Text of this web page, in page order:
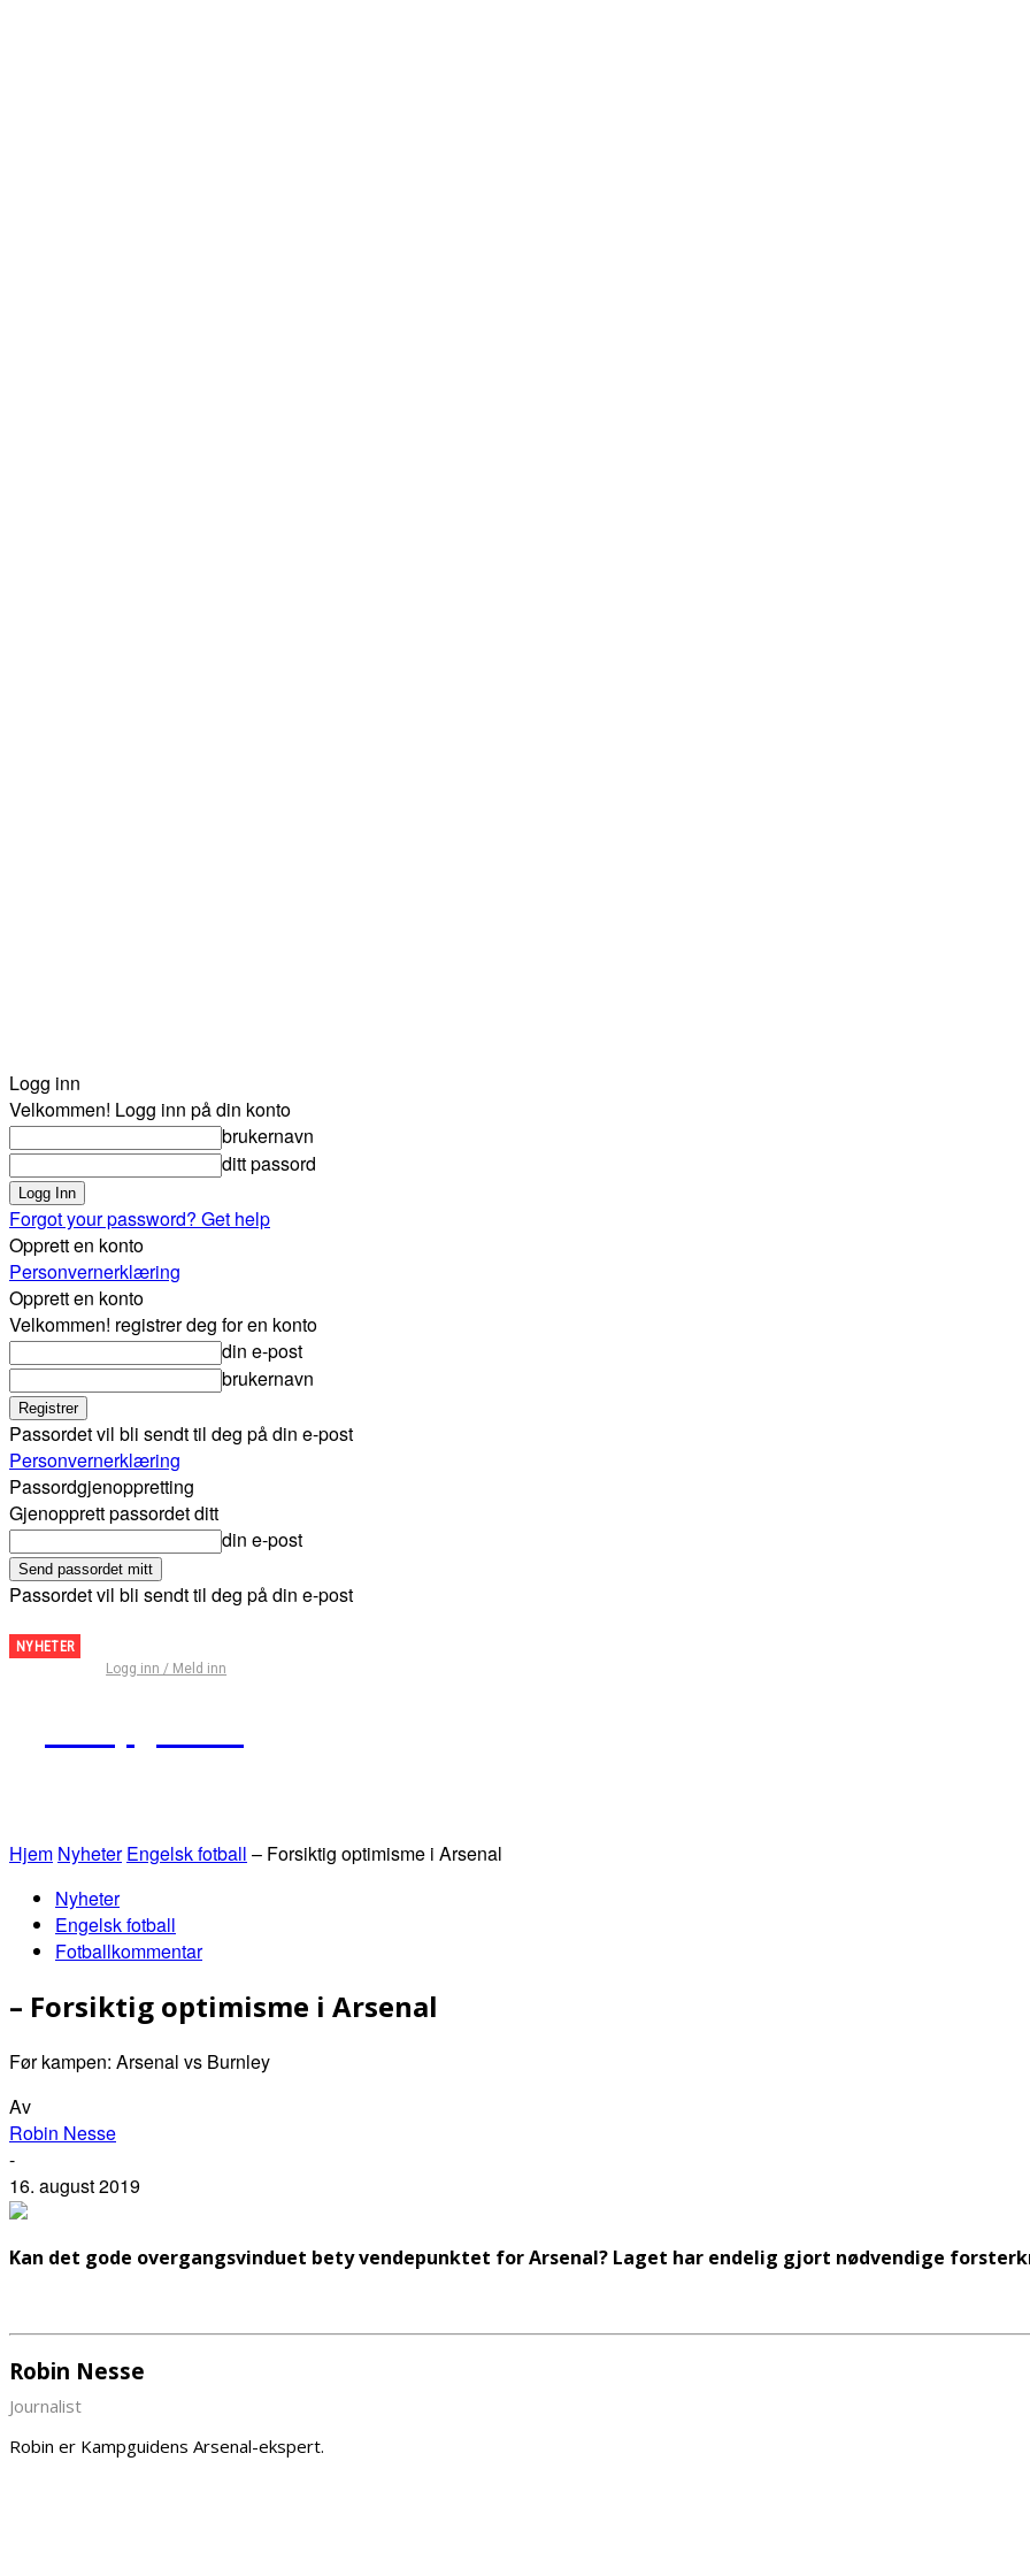
Logg inn
Velkommen! Logg inn på din konto
brukernavn
ditt passord
Forgot your password? Get help
Opprett en konto
Personvernerklæring
Opprett en konto
Velkommen! registrer deg for en konto
din e-post
brukernavn
Passordet vil bli sendt til deg på din e-post
Personvernerklæring
Passordgjenoppretting
Gjenopprett passordet ditt
din e-post
Passordet vil bli sendt til deg på din e-post
NYHETER
Premier
Logg inn / Meld inn
Hjem Nyheter Engelsk fotball – Forsiktig optimisme i Arsenal
Nyheter
Engelsk fotball
Fotballkommentar
– Forsiktig optimisme i Arsenal
Før kampen: Arsenal vs Burnley
Av
Robin Nesse
-
16. august 2019
Kan det gode overgangsvinduet bety vendepunktet for Arsenal? Laget har endelig gjort nødvendige
Robin Nesse
Journalist
Robin er Kampguidens Arsenal-ekspert.